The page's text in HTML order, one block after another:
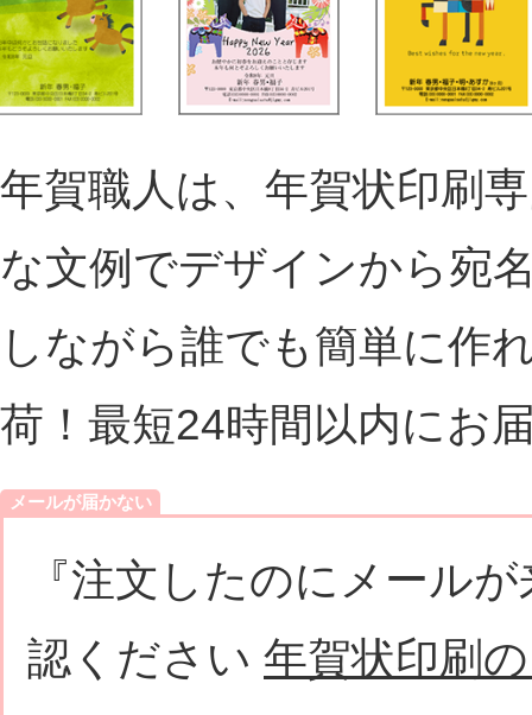
年賀職人は、年賀状印刷
な文例でデザインから宛
しながら誰でも簡単に作
荷！最短24時間以内にお
メールが届かない
『注文したのにメール
認ください 年賀状印刷